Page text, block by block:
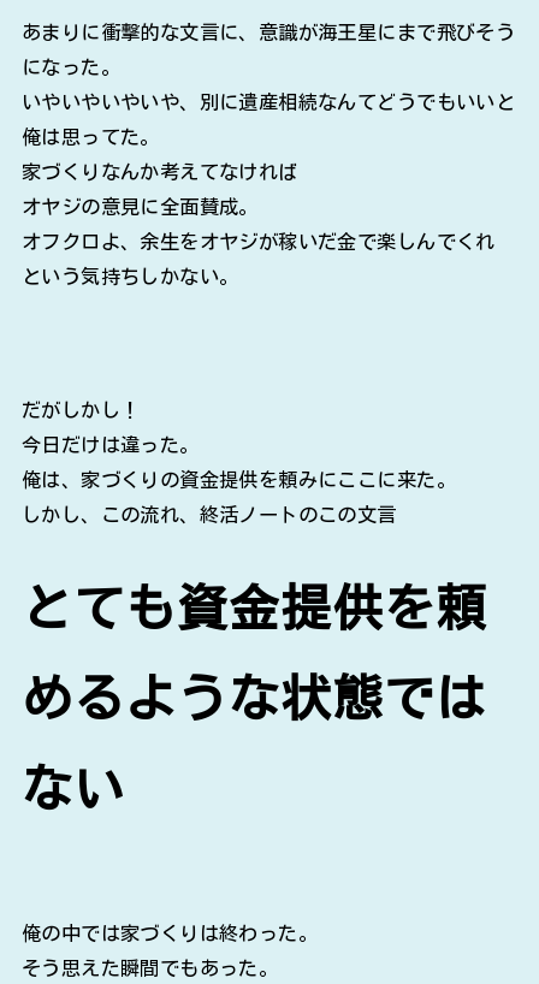
あまりに衝撃的な文言に、意識が海王星にまで飛びそう
になった。
いやいやいやいや、別に遺産相続なんてどうでもいいと
俺は思ってた。
家づくりなんか考えてなければ
オヤジの意見に全面賛成。
オフクロよ、余生をオヤジが稼いだ金で楽しんでくれ
という気持ちしかない。
だがしかし！
今日だけは違った。
俺は、家づくりの資金提供を頼みにここに来た。
しかし、この流れ、終活ノートのこの文言
とても資金提供を頼
めるような状態では
ない
俺の中では家づくりは終わった。
そう思えた瞬間でもあった。